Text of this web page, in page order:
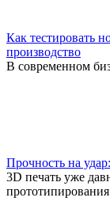
Как тестировать
производство
В современном
Прочность на
3D печать уже
прототипирования